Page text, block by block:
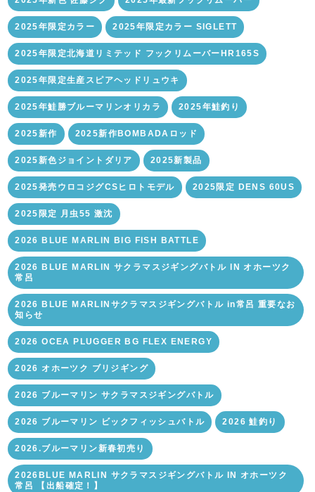
2025年限定カラー 2025年限定カラー SIGLETT
2025年限定北海道リミテッド フックリムーバーHR165S
2025年限定生産スピアヘッドリュウキ
2025年鮭勝ブルーマリンオリカラ 2025年鮭釣り
2025新作 2025新作BOMBADAロッド
2025新色ジョイントダリア 2025新製品
2025発売ウロコジグCSヒロトモデル 2025限定 DENS 60US
2025限定 月虫55 激沈
2026 BLUE MARLIN BIG FISH BATTLE
2026 BLUE MARLIN サクラマスジギングバトル IN オホーツク
常呂
2026 BLUE MARLINサクラマスジギングバトル in常呂 重要なお
知らせ
2026 OCEA PLUGGER BG FLEX ENERGY
2026 オホーツク ブリジギング
2026 ブルーマリン サクラマスジギングバトル
2026 ブルーマリン ビックフィッシュバトル 2026 鮭釣り
2026.ブルーマリン新春初売り
2026BLUE MARLIN サクラマスジギングバトル IN オホーツク
常呂 【出船確定！】